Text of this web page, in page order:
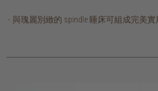
與瑰麗別緻的 spindle 睡床可組成完美實